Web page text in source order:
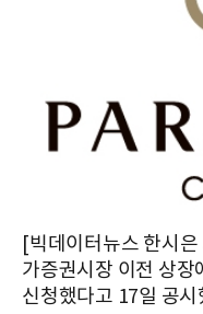
[빅데이터뉴스 한시
가증권시장 이전 상장
신청했다고 17일 공시